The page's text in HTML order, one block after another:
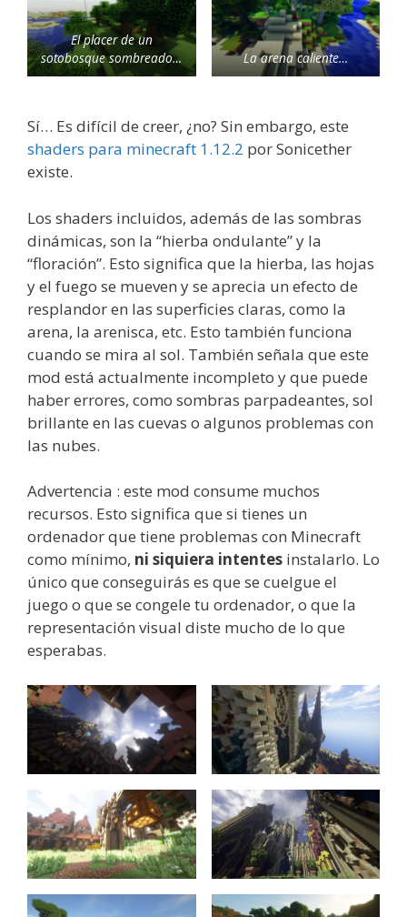
El placer de un
sotobosque sombreado…
La arena caliente…
Sí… Es difícil de creer, ¿no? Sin embargo, este
shaders para minecraft 1.12.2 por Sonicether
existe.
Los shaders incluidos, además de las sombras
dinámicas, son la “hierba ondulante” y la
“floración”. Esto significa que la hierba, las hojas
y el fuego se mueven y se aprecia un efecto de
resplandor en las superficies claras, como la
arena, la arenisca, etc. Esto también funciona
cuando se mira al sol. También señala que este
mod está actualmente incompleto y que puede
haber errores, como sombras parpadeantes, sol
brillante en las cuevas o algunos problemas con
las nubes.
Advertencia : este mod consume muchos
recursos. Esto significa que si tienes un
ordenador que tiene problemas con Minecraft
como mínimo, ni siquiera intentes instalarlo. Lo
único que conseguirás es que se cuelgue el
juego o que se congele tu ordenador, o que la
representación visual diste mucho de lo que
esperabas.